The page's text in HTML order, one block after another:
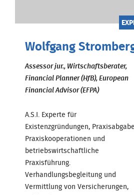
Wolfgang
Assessor jur., Wirtschaftsberater,
Financial Planner (HfB), European
Financial Advisor (EFPA)
A.S.I. Experte für
Existenzgründungen,
Praxiskooperationen und
betriebswirtschaftliche
Praxisführung.
Verhandlungsbegleitung und
Vermittlung von Versicherungen,